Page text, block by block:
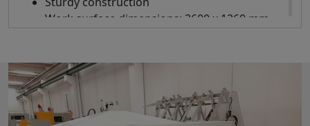
Work surface dimensions: 3600 x 1260 mm
Brush diameter 350 mm
Motor 15 Hp
Automatic work surface lifting
2 workpiece clamps